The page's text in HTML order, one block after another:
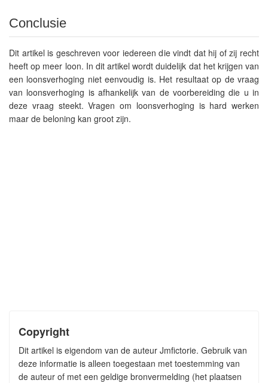
Conclusie
Dit artikel is geschreven voor iedereen die vindt dat hij of zij recht
heeft op meer loon. In dit artikel wordt duidelijk dat het krijgen van
een loonsverhoging niet eenvoudig is. Het resultaat op de vraag
van loonsverhoging is afhankelijk van de voorbereiding die u in
deze vraag steekt. Vragen om loonsverhoging is hard werken
maar de beloning kan groot zijn.
Copyright
Dit artikel is eigendom van de auteur Jmfictorie. Gebruik van
deze informatie is alleen toegestaan met toestemming van
de auteur of met een geldige bronvermelding (het plaatsen